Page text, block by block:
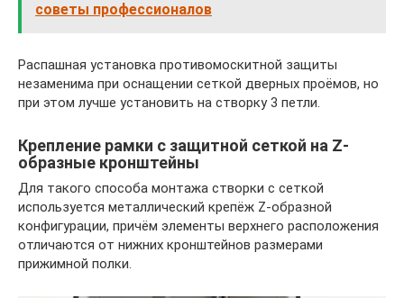
советы профессионалов
Распашная установка противомоскитной защиты
незаменима при оснащении сеткой дверных проёмов, но
при этом лучше установить на створку 3 петли.
Крепление рамки с защитной сеткой на Z-
образные кронштейны
Для такого способа монтажа створки с сеткой
используется металлический крепёж Z-образной
конфигурации, причём элементы верхнего расположения
отличаются от нижних кронштейнов размерами
прижимной полки.